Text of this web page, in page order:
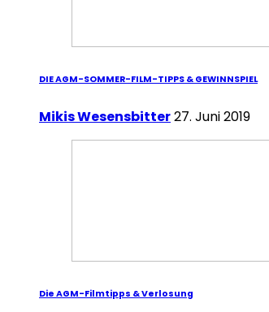
DIE AGM-SOMMER-FILM-TIPPS & GEWINNSPIEL
Mikis Wesensbitter27. Juni 2019
Die AGM-Filmtipps & Verlosung